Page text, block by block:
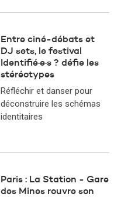
Entre ciné-débats et
DJ sets, le festival
Identifié·e·s ? défie les
stéréotypes
Réfléchir et danser pour
déconstruire les schémas
identitaires
Paris : La Station - Gare
des Mines rouvre son